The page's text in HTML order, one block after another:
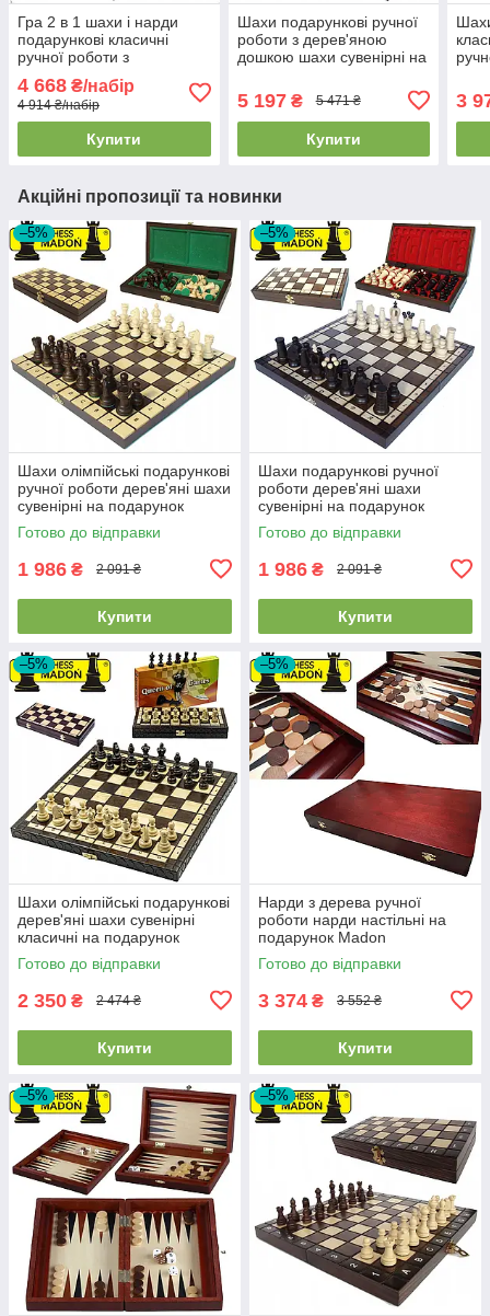
Гра 2 в 1 шахи і нарди
подарункові класичні
ручної роботи з
MADON LION (49x49см)
4 668 ₴/набір
4 914 ₴/набір
Купити
Шахи подарункові ручної
роботи з дерев'яною
дошкою шахи сувенірні на
SPARTA (48x48см)
5 197₴ 5 471 ₴
Купити
3
Акційні пропозиції та новинки
–5%
Шахи олімпійські подарункові
ручної роботи дерев'яні шахи
сувенірні на подарунок
MADON OLYMPIC (30x30см)
Готово до відправки
1 986 ₴ 2 091 ₴
Купити
–5%
Шахи подарункові ручної
роботи дерев'яні шахи
сувенірні на подарунок
інтарсія MADON ROYAL MAXI
(31x31см)
Готово до відправки
1 986 ₴ 2 091 ₴
Купити
–5%
Шахи олімпійські подарункові
дерев'яні шахи сувенірні
класичні на подарунок
MADON OLYMPIC (35x35см)
Готово до відправки
2 350 ₴ 2 474 ₴
Купити
–5%
Нарди з дерева ручної
роботи нарди настільні на
подарунок Madon
Backgammon Duze розмір 48
х 57 см вага 2 кг
Готово до відправки
3 374 ₴ 3 552 ₴
Купити
–5% –5%